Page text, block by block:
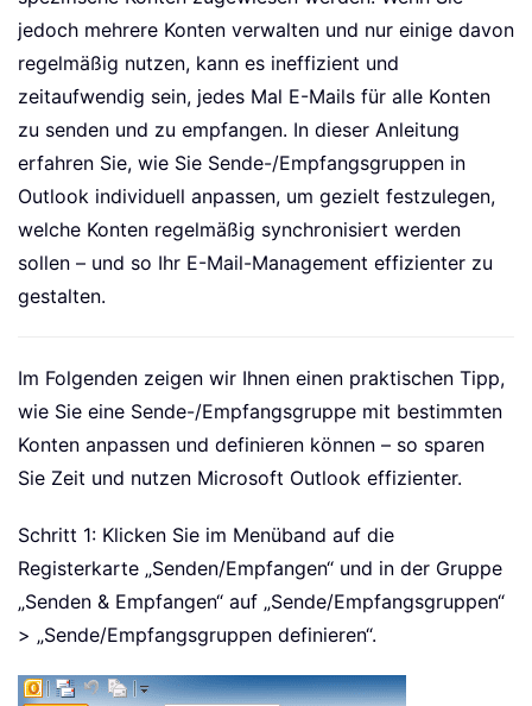
jedoch mehrere Konten verwalten und nur einige davon
regelmäßig nutzen, kann es ineffizient und
zeitaufwendig sein, jedes Mal E-Mails für alle Konten
zu senden und zu empfangen. In dieser Anleitung
erfahren Sie, wie Sie Sende-/Empfangsgruppen in
Outlook individuell anpassen, um gezielt festzulegen,
welche Konten regelmäßig synchronisiert werden
sollen – und so Ihr E-Mail-Management effizienter zu
gestalten.
Im Folgenden zeigen wir Ihnen einen praktischen Tipp,
wie Sie eine Sende-/Empfangsgruppe mit bestimmten
Konten anpassen und definieren können – so sparen
Sie Zeit und nutzen Microsoft Outlook effizienter.
Schritt 1: Klicken Sie im Menüband auf die
Registerkarte „Senden/Empfangen“ und in der Gruppe
„Senden & Empfangen“ auf „Sende/Empfangsgruppen“
> „Sende/Empfangsgruppen definieren“.